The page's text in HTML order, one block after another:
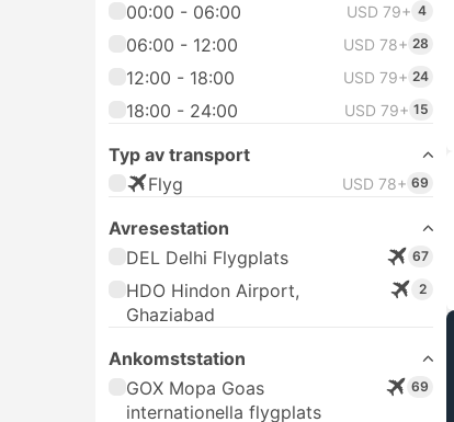
00:00 - 06:00
USD 79+ 4
06:00 - 12:00 USD 78+ 28
12:00 - 18:00 USD 79+ 24
18:00 - 24:00 USD 79+ 15
Typ av transport
Flyg
USD 78+ 69
Avresestation
DEL Delhi Flygplats
67
HDO Hindon Airport,
Ghaziabad
2
Ankomststation
GOX Mopa Goas
internationella flygplats
69